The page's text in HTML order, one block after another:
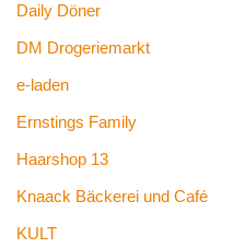
Daily Döner
DM Drogeriemarkt
e-laden
Ernstings Family
Haarshop 13
Knaack Bäckerei und Café
KULT